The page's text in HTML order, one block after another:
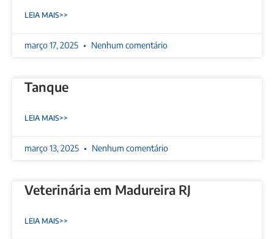
LEIA MAIS>>
março 17, 2025 Nenhum comentário
Tanque
LEIA MAIS>>
março 13, 2025 Nenhum comentário
Veterinária em Madureira RJ
LEIA MAIS>>